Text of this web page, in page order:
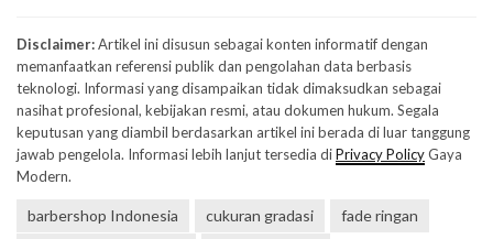
Disclaimer:Artikel ini disusun sebagai konten informatif dengan
memanfaatkan referensi publik dan pengolahan data berbasis
teknologi. Informasi yang disampaikan tidak dimaksudkan sebagai
nasihat profesional, kebijakan resmi, atau dokumen hukum. Segala
keputusan yang diambil berdasarkan artikel ini berada di luar tanggung
jawab pengelola. Informasi lebih lanjut tersedia diPrivacy PolicyGaya
Modern.
barbershop Indonesia cukuran gradasi
fade ringan